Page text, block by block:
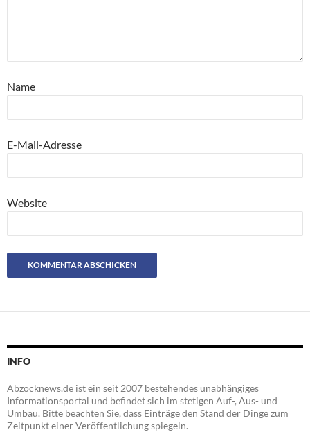
Name
E-Mail-Adresse
Website
INFO
Abzocknews.de ist ein seit 2007 bestehendes unabhängiges
Informationsportal und befindet sich im stetigen Auf-, Aus- und
Umbau. Bitte beachten Sie, dass Einträge den Stand der Dinge zum
Zeitpunkt einer Veröffentlichung spiegeln.